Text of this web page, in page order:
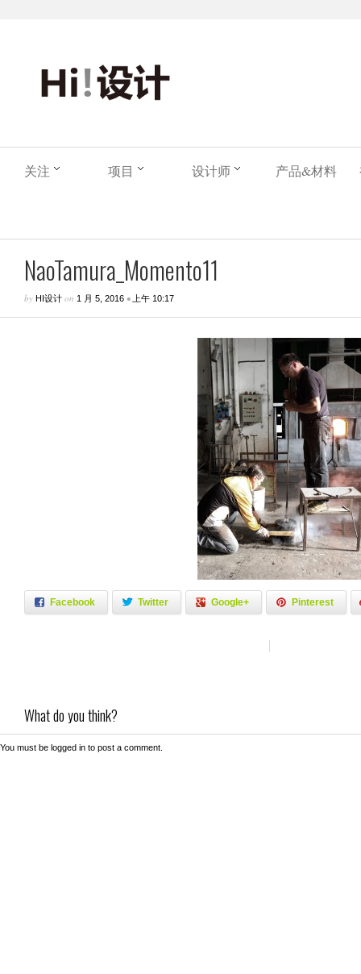
关注 项目 设计师 产品&材料
NaoTamura_Momento11
by HI设计 on 1 月 5, 2016 • 上午 10:17
Facebook Twitter Google+ Pinterest
What do you think?
You must be logged in to post a comment.